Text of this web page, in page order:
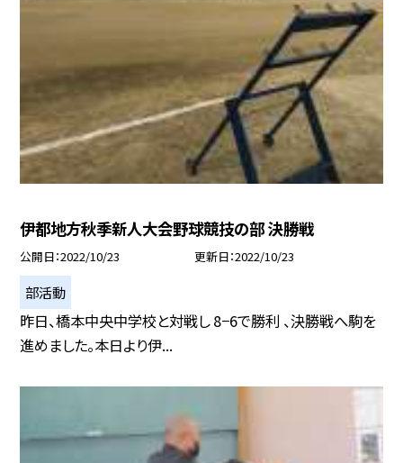
伊都地方秋季新人大会野球競技の部 決勝戦
公開日 2022/10/23 更新日 2022/10/23
部活動
昨日、橋本中央中学校と対戦し 8−6で勝利 、決勝戦へ駒を
進めました。本日より伊...